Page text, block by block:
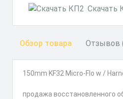
Скачать
Обзор товара Отзывов
150mm KF32 Micro-Flo w /
продажа восстановленного